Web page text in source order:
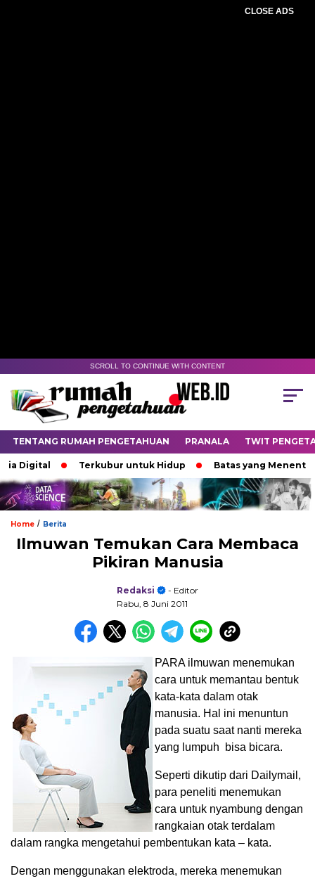
CLOSE ADS
SCROLL TO CONTINUE WITH CONTENT
TENTANG RUMAH PENGETAHUAN PRANALA TWIT
Terkubur untuk Hidup Batas yang Menentukan
Home / Berita
Ilmuwan Temukan Cara Membaca
Pikiran Manusia
Redaksi
- Editor
Rabu, 8 Juni 2011
PARA ilmuwan menemukan
cara untuk memantau bentuk
kata-kata dalam otak
manusia. Hal ini menuntun
pada suatu saat nanti mereka
yang lumpuh bisa bicara.
Seperti dikutip dari Dailymail,
para peneliti menemukan
cara untuk nyambung dengan
rangkaian otak terdalam
dalam rangka mengetahui pembentukan kata – kata.
Dengan menggunakan elektroda, mereka menemukan